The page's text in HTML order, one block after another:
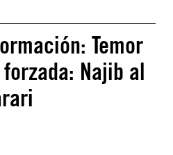
Temor
Najib al